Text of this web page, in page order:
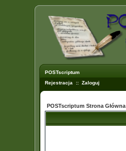
POSTscriptum
Rejestracja :: Zaloguj
POSTscriptum Strona Główna